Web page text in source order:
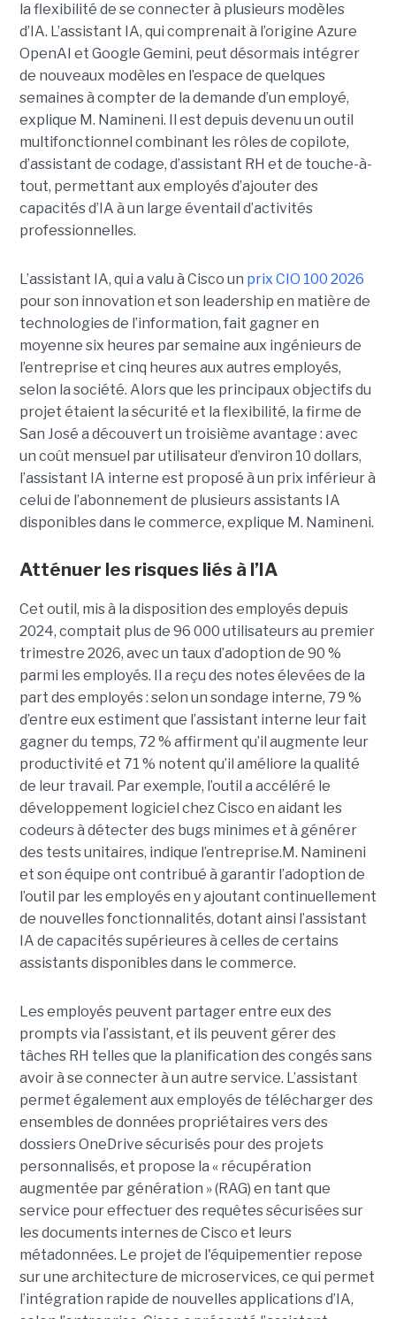
la flexibilité de se connecter à plusieurs modèles
d’IA. L’assistant IA, qui comprenait à l’origine Azure
OpenAI et Google Gemini, peut désormais intégrer
de nouveaux modèles en l’espace de quelques
semaines à compter de la demande d’un employé,
explique M. Namineni. Il est depuis devenu un outil
multifonctionnel combinant les rôles de copilote,
d’assistant de codage, d’assistant RH et de touche-à-
tout, permettant aux employés d’ajouter des
capacités d’IA à un large éventail d’activités
professionnelles.
L’assistant IA, qui a valu à Cisco un prix CIO 100 2026
pour son innovation et son leadership en matière de
technologies de l’information, fait gagner en
moyenne six heures par semaine aux ingénieurs de
l’entreprise et cinq heures aux autres employés,
selon la société. Alors que les principaux objectifs du
projet étaient la sécurité et la flexibilité, la firme de
San José a découvert un troisième avantage : avec
un coût mensuel par utilisateur d’environ 10 dollars,
l’assistant IA interne est proposé à un prix inférieur à
celui de l’abonnement de plusieurs assistants IA
disponibles dans le commerce, explique M. Namineni.
Atténuer les risques liés à l’IA
Cet outil, mis à la disposition des employés depuis
2024, comptait plus de 96 000 utilisateurs au premier
trimestre 2026, avec un taux d’adoption de 90 %
parmi les employés. Il a reçu des notes élevées de la
part des employés : selon un sondage interne, 79 %
d’entre eux estiment que l’assistant interne leur fait
gagner du temps, 72 % affirment qu’il augmente leur
productivité et 71 % notent qu’il améliore la qualité
de leur travail. Par exemple, l’outil a accéléré le
développement logiciel chez Cisco en aidant les
codeurs à détecter des bugs minimes et à générer
des tests unitaires, indique l’entreprise. M. Namineni
et son équipe ont contribué à garantir l’adoption de
l’outil par les employés en y ajoutant continuellement
de nouvelles fonctionnalités, dotant ainsi l’assistant
IA de capacités supérieures à celles de certains
assistants disponibles dans le commerce.
Les employés peuvent partager entre eux des
prompts via l’assistant, et ils peuvent gérer des
tâches RH telles que la planification des congés sans
avoir à se connecter à un autre service. L’assistant
permet également aux employés de télécharger des
ensembles de données propriétaires vers des
dossiers OneDrive sécurisés pour des projets
personnalisés, et propose la « récupération
augmentée par génération » (RAG) en tant que
service pour effectuer des requêtes sécurisées sur
les documents internes de Cisco et leurs
métadonnées. Le projet de l'équipementier repose
sur une architecture de microservices, ce qui permet
l’intégration rapide de nouvelles applications d’IA,